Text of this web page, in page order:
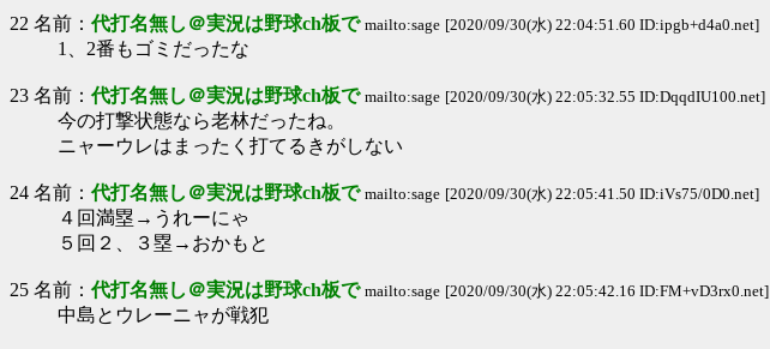
22 名前： 代打名無し＠実況は野球ch板で mailto:sage [2020/09/30(水) 22:04:51.60 ID:ipgb+d4a0.net]
1、2番もゴミだったな
23 名前： 代打名無し＠実況は野球ch板で mailto:sage [2020/09/30(水) 22:05:32.55 ID:DqqdIU100.net]
今の打撃状態なら老林だったね。
ニャーウレはまったく打てるきがしない
24 名前： 代打名無し＠実況は野球ch板で mailto:sage [2020/09/30(水) 22:05:41.50 ID:iVs75/0D0.net]
４回満塁→うれーにゃ
５回２、３塁→おかもと
25 名前： 代打名無し＠実況は野球ch板で mailto:sage [2020/09/30(水) 22:05:42.16 ID:FM+vD3rx0.net]
中島とウレーニャが戦犯